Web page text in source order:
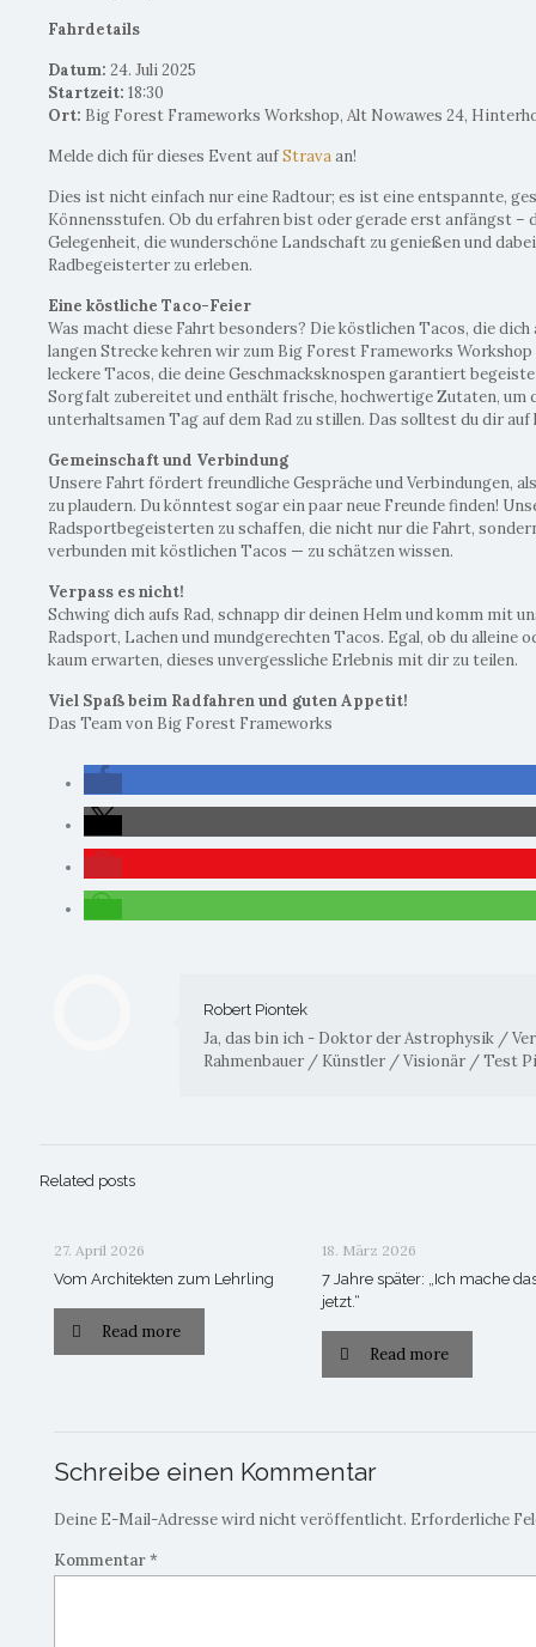
Fahrdetails
Datum: 24. Juli 2025
Startzeit: 18:30
Ort: Big Forest Frameworks Workshop, Alt Nowawes 24,
Melde dich für dieses Event aufStravaan!
Dies ist nicht einfach nur eine Radtour; es ist eine entspannte,
Könnensstufen. Ob du erfahren bist oder gerade erst anfängst –
Gelegenheit, die wunderschöne Landschaft zu genießen und
Radbegeisterter zu erleben.
Eine köstliche Taco-Feier
Was macht diese Fahrt besonders? Die köstlichen Tacos, die
langen Strecke kehren wir zum Big Forest Frameworks
leckere Tacos, die deine Geschmacksknospen garantiert
Sorgfalt zubereitet und enthält frische, hochwertige Zutaten, um
unterhaltsamen Tag auf dem Rad zu stillen. Das solltest du dir auf
Gemeinschaft und Verbindung
Unsere Fahrt fördert freundliche Gespräche und Verbindungen,
zu plaudern. Du könntest sogar ein paar neue Freunde finden!
Radsportbegeisterten zu schaffen, die nicht nur die Fahrt,
verbunden mit köstlichen Tacos — zu schätzen wissen.
Verpass es nicht!
Schwing dich aufs Rad, schnapp dir deinen Helm und komm mit
Radsport, Lachen und mundgerechten Tacos. Egal, ob du alleine
kaum erwarten, dieses unvergessliche Erlebnis mit dir zu teilen.
Viel Spaß beim Radfahren und guten Appetit!
Das Team von Big Forest Frameworks
Robert Piontek
Ja, das bin ich - Doktor der Astrophysik /
Rahmenbauer / Künstler / Visionär / Test
Related posts
27. April 2026
Vom Architekten zum Lehrling
Read more
18. März 2026
7 Jahre später: „Ich mache
jetzt.“
Read more
Schreibe einen Kommentar
Deine E-Mail-Adresse wird nicht veröffentlicht. Erforderliche
Kommentar*